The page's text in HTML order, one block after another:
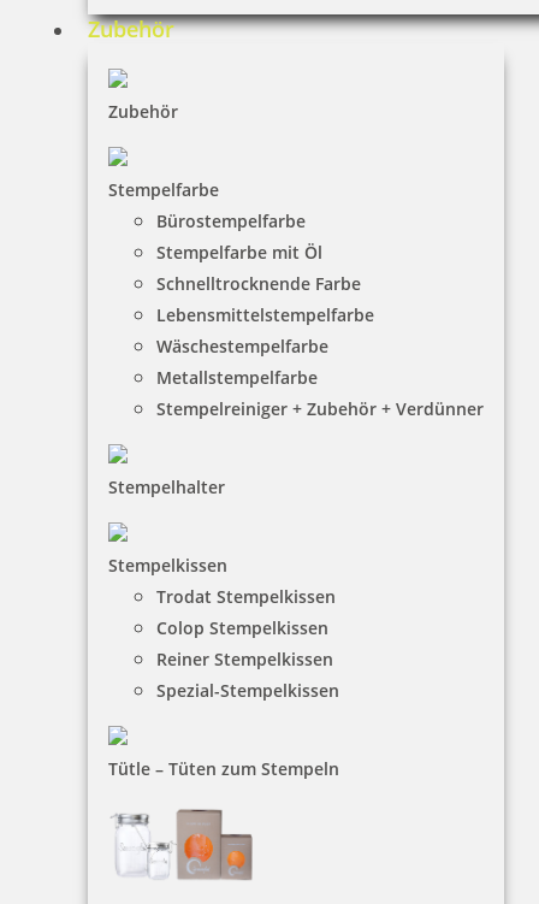
Zubehör
Zubehör
Stempelfarbe
Bürostempelfarbe
Stempelfarbe mit Öl
Schnelltrocknende Farbe
Lebensmittelstempelfarbe
Wäschestempelfarbe
Metallstempelfarbe
Stempelreiniger + Zubehör + Verdünner
Stempelhalter
Stempelkissen
Trodat Stempelkissen
Colop Stempelkissen
Reiner Stempelkissen
Spezial-Stempelkissen
Tütle – Tüten zum Stempeln
Versandinformationen
Zahlungsbedingungen
Dateiformate